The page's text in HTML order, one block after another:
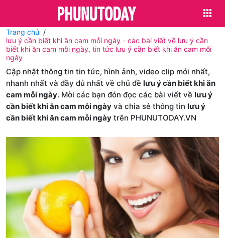
Trang chủ
lưu ý cần biết khi ăn cam mỗi ngày - các bài viết về lưu ý cần
biết khi ăn cam mỗi ngày, tin tức lưu ý cần biết khi ăn cam mỗi
ngày
Cập nhật thông tin tin tức, hình ảnh, video clip mới nhất,
nhanh nhất và đầy đủ nhất về chủ đề lưu ý cần biết khi ăn
cam mỗi ngày. Mời các bạn đón đọc các bài viết về lưu ý
cần biết khi ăn cam mỗi ngày và chia sẻ thông tin lưu ý
cần biết khi ăn cam mỗi ngày trên PHUNUTODAY.VN